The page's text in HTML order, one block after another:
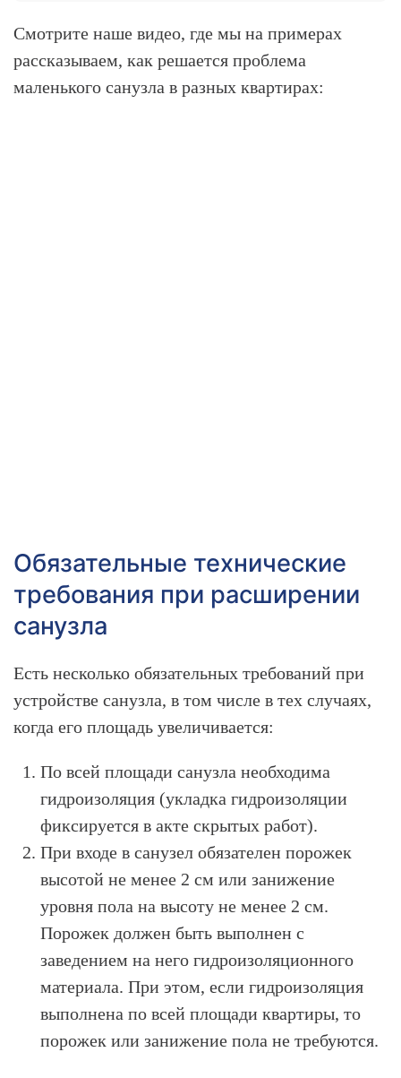
Смотрите наше видео, где мы на примерах
рассказываем, как решается проблема
маленького санузла в разных квартирах:
Обязательные технические
требования при расширении
санузла
Есть несколько обязательных требований при
устройстве санузла, в том числе в тех случаях,
когда его площадь увеличивается:
По всей площади санузла необходима
гидроизоляция (укладка гидроизоляции
фиксируется в акте скрытых работ).
При входе в санузел обязателен порожек
высотой не менее 2 см или занижение
уровня пола на высоту не менее 2 см.
Порожек должен быть выполнен с
заведением на него гидроизоляционного
материала. При этом, если гидроизоляция
выполнена по всей площади квартиры, то
порожек или занижение пола не требуются.